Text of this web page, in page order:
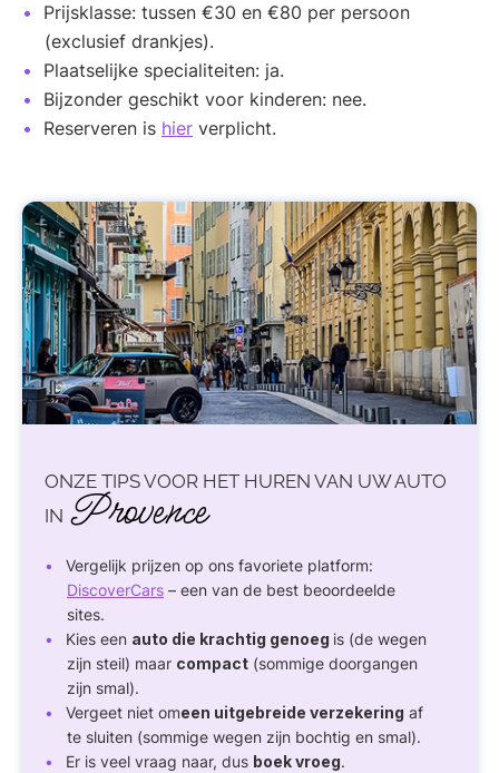
Prijsklasse: tussen €30 en €80 per persoon
(exclusief drankjes).
Plaatselijke specialiteiten: ja.
Bijzonder geschikt voor kinderen: nee.
Reserveren is hier verplicht.
ONZE TIPS VOOR HET HUREN VAN UW AUTO
IN Provence
Vergelijk prijzen op ons favoriete platform:
DiscoverCars – een van de best beoordeelde
sites.
Kies een auto die krachtig genoeg is (de wegen
zijn steil) maar compact (sommige doorgangen
zijn smal).
Vergeet niet omeen uitgebreide verzekering af
te sluiten (sommige wegen zijn bochtig en smal).
Er is veel vraag naar, dus boek vroeg.